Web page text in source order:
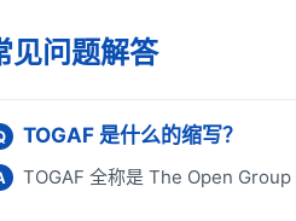
见问题解答
TOGAF 是什么的缩写？
TOGAF 全称是 The Open